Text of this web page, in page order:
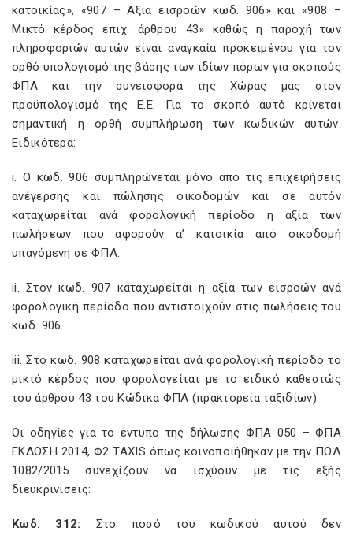
κατοικίας», «907 – Αξία εισροών κωδ. 906» και «908 –
Μικτό κέρδος επιχ. άρθρου 43» καθώς η παροχή των
πληροφοριών αυτών είναι αναγκαία προκειμένου για τον
ορθό υπολογισμό της βάσης των ιδίων πόρων για σκοπούς
ΦΠΑ και την συνεισφορά της Χώρας μας στον
προϋπολογισμό της Ε.Ε. Για το σκοπό αυτό κρίνεται
σημαντική η ορθή συμπλήρωση των κωδικών αυτών.
Ειδικότερα:
i. Ο κωδ. 906 συμπληρώνεται μόνο από τις επιχειρήσεις
ανέγερσης και πώλησης οικοδομών και σε αυτόν
καταχωρείται ανά φορολογική περίοδο η αξία των
πωλήσεων που αφορούν α’ κατοικία από οικοδομή
υπαγόμενη σε ΦΠΑ.
ii. Στον κωδ. 907 καταχωρείται η αξία των εισροών ανά
φορολογική περίοδο που αντιστοιχούν στις πωλήσεις του
κωδ. 906.
iii. Στο κωδ. 908 καταχωρείται ανά φορολογική περίοδο το
μικτό κέρδος που φορολογείται με το ειδικό καθεστώς
του άρθρου 43 του Κώδικα ΦΠΑ (πρακτορεία ταξιδίων).
Οι οδηγίες για το έντυπο της δήλωσης ΦΠΑ 050 – ΦΠΑ
ΕΚΔΟΣΗ 2014, Φ2 TAXIS όπως κοινοποιήθηκαν με την ΠΟΛ
1082/2015 συνεχίζουν να ισχύουν με τις εξής
διευκρινίσεις:
Κωδ. 312: Στο ποσό του κωδικού αυτού δεν